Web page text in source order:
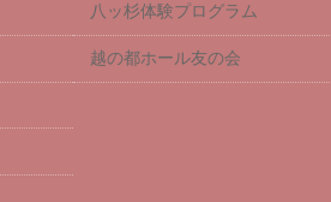
八ッ杉体験プログラム
越の都ホール友の会